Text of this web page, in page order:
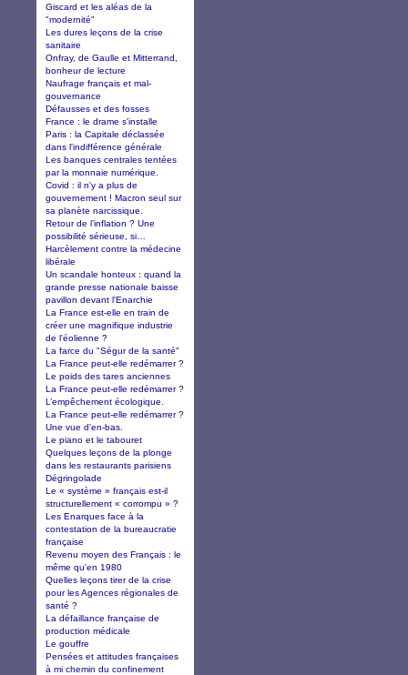
Giscard et les aléas de la
"modernité"
Les dures leçons de la crise
sanitaire
Onfray, de Gaulle et Mitterrand,
bonheur de lecture
Naufrage français et mal-
gouvernance
Défausses et des fosses
France : le drame s'installe
Paris : la Capitale déclassée
dans l'indifférence générale
Les banques centrales tentées
par la monnaie numérique.
Covid : il n'y a plus de
gouvernement ! Macron seul sur
sa planète narcissique.
Retour de l’inflation ? Une
possibilité sérieuse, si…
Harcèlement contre la médecine
libérale
Un scandale honteux : quand la
grande presse nationale baisse
pavillon devant l'Enarchie
La France est-elle en train de
créer une magnifique industrie
de l'éolienne ?
La farce du "Ségur de la santé"
La France peut-elle redémarrer ?
Le poids des tares anciennes
La France peut-elle redémarrer ?
L’empêchement écologique.
La France peut-elle redémarrer ?
Une vue d'en-bas.
Le piano et le tabouret
Quelques leçons de la plonge
dans les restaurants parisiens
Dégringolade
Le « système » français est-il
structurellement « corrompu » ?
Les Enarques face à la
contestation de la bureaucratie
française
Revenu moyen des Français : le
même qu'en 1980
Quelles leçons tirer de la crise
pour les Agences régionales de
santé ?
La défaillance française de
production médicale
Le gouffre
Pensées et attitudes françaises
à mi chemin du confinement